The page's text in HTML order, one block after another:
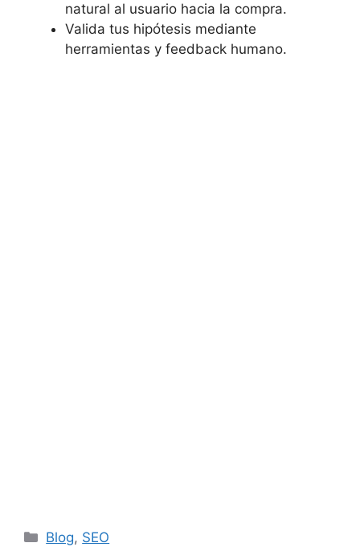
natural al usuario hacia la compra.
Valida tus hipótesis mediante
herramientas y feedback humano.
Catégories
Blog, SEO